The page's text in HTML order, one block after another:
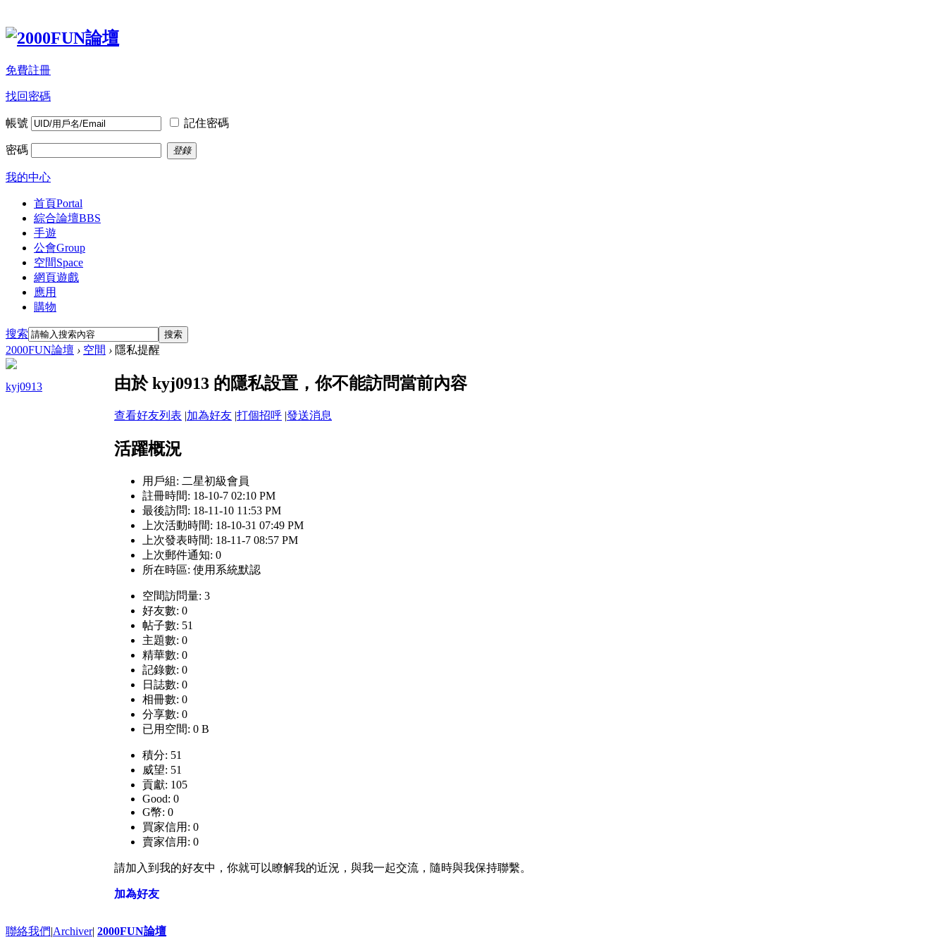
免費註冊
找回密碼
帳號 記住密碼
密碼 登錄
我的中心
首頁Portal
綜合論壇BBS
手遊
公會Group
空間Space
網頁遊戲
應用
購物
搜索 搜索
2000FUN論壇 › 空間 › 隱私提醒
kyj0913 由於 kyj0913 的隱私設置，你不能訪問當前內容
查看好友列表 |加為好友 |打個招呼 |發送消息
活躍概況
用戶組: 二星初級會員
註冊時間: 18-10-7 02:10 PM
最後訪問: 18-11-10 11:53 PM
上次活動時間: 18-10-31 07:49 PM
上次發表時間: 18-11-7 08:57 PM
上次郵件通知: 0
所在時區: 使用系統默認
空間訪問量: 3
好友數: 0
帖子數: 51
主題數: 0
精華數: 0
記錄數: 0
日誌數: 0
相冊數: 0
分享數: 0
已用空間: 0 B
積分: 51
威望: 51
貢獻: 105
Good: 0
G幣: 0
買家信用: 0
賣家信用: 0
請加入到我的好友中，你就可以瞭解我的近況，與我一起交流，隨時與我保持聯繫。
加為好友
聯絡我們|Archiver| 2000FUN論壇